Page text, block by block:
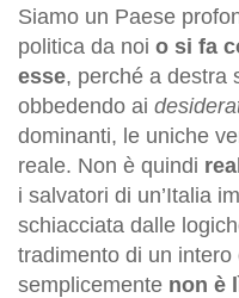
Siamo un Paese
politica da noi o si fa
esse, perché a destra
obbedendo ai
dominanti, le uniche
reale. Non è quindi
i salvatori di un’Italia
schiacciata dalle
tradimento di un
semplicemente non è